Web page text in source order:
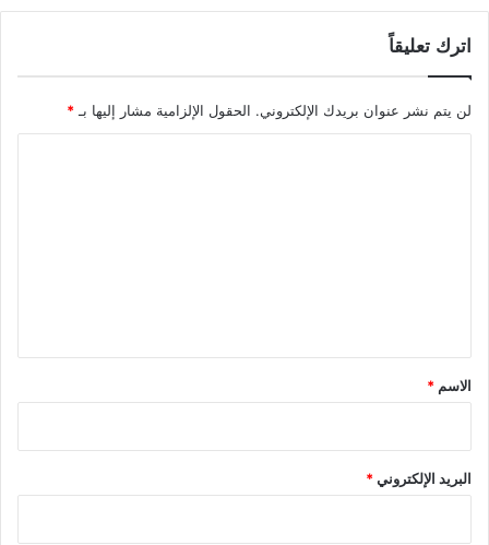
اترك تعليقاً
لن يتم نشر عنوان بريدك الإلكتروني. الحقول الإلزامية مشار إليها بـ *
*
الاسم *
البريد الإلكتروني*